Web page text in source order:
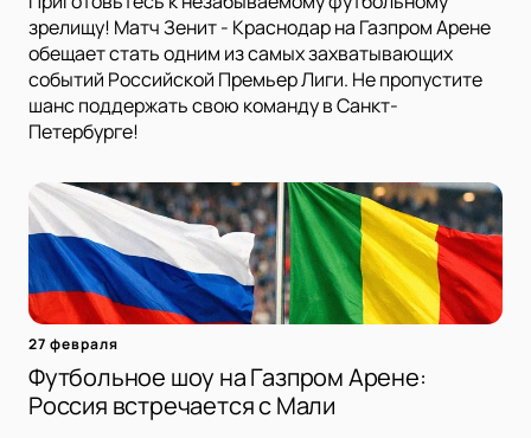
зрелищу! Матч Зенит - Краснодар на Газпром Арене
обещает стать одним из самых захватывающих
событий Российской Премьер Лиги. Не пропустите
шанс поддержать свою команду в Санкт-
Петербурге!
27 февраля
Футбольное шоу на Газпром Арене:
Россия встречается с Мали